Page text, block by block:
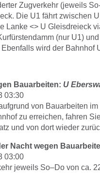
Zugverkehr (jeweils
Die U1 fährt zwischen
Lanke <> U Gleisdreieck
(nur U1)
Ebenfalls wird der
Bauarbeiten: U
03:30
von Bauarbeiten
zu erreichen, fahren
und von dort wieder
Nacht wegen
03:00
jeweils So–Do von ca.